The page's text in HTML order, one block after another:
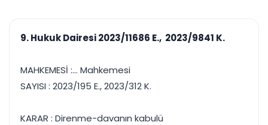
Duruşma ve görev
takvimi
Bildirim
takibi
UYAP & UETS entegrasyonundan finansa, hepsi bir arada.
9. Hukuk Dairesi 2023/11686 E., 2023/9841 K.
MAHKEMESİ :... Mahkemesi
SAYISI : 2023/195 E., 2023/312 K.
KARAR : Direnme-davanın kabulü